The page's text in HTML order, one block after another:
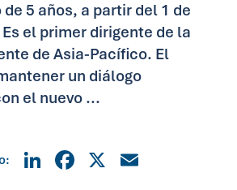
5 años, a partir del 1 de
el primer dirigente de la
de Asia-Pacífico. El
un diálogo
el nuevo ...
LinkedIn
Facebook
X